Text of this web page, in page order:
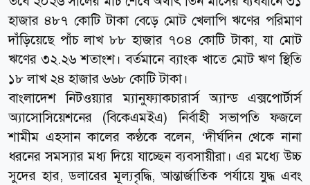
হাজার ৪৮৭ কোটি টাকা বেড়ে মোট খেলাপি ঋণের পরিমাণ
দাঁড়িয়েছে পাঁচ লাখ ৮৮ হাজার ৭০৪ কোটি টাকা, যা মোট
ঋণের ৩২.২৬ শতাংশ। বর্তমানে ব্যাংক খাতে মোট ঋণ স্থিতি
১৮ লাখ ২৪ হাজার ৬৬৮ কোটি টাকা।
বাংলাদেশ নিটওয়্যার ম্যানুফ্যাকচারার্স অ্যান্ড এক্সপোর্টার্স
অ্যাসোসিয়েশনের (বিকেএমইএ) নির্বাহী সভাপতি ফজলে
শামীম এহসান কালের কণ্ঠকে বলেন, ‘দীর্ঘদিন থেকে নানা
ধরনের সমস্যার মধ্য দিয়ে যাচ্ছেন ব্যবসায়ীরা। এর মধ্যে উচ্চ
সুদের হার, ডলারের মূল্যবৃদ্ধি, আন্তার্জাতিক পর্যায়ে যুদ্ধ এবং